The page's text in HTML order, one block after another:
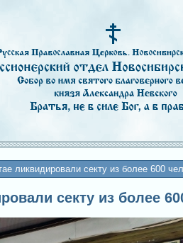
ликвидировали секту из более 600
секту из более